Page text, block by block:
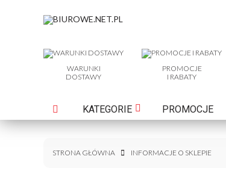
WARUNKI
DOSTAWY
PROMOCJE
I RABATY
KATEGORIE PROMOCJE
STRONA GŁÓWNA INFORMACJE O SKLEPIE